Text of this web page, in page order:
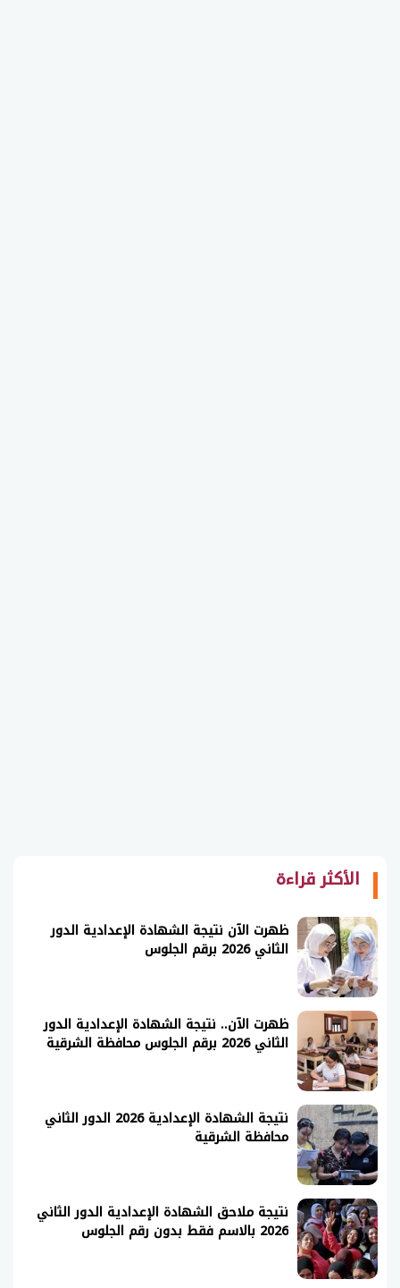
الأكثر قراءة
ظهرت الآن نتيجة الشهادة الإعدادية الدور
الثاني 2026 برقم الجلوس
ظهرت الآن.. نتيجة الشهادة الإعدادية الدور
الثاني 2026 برقم الجلوس محافظة الشرقية
نتيجة الشهادة الإعدادية 2026 الدور الثاني
محافظة الشرقية
نتيجة ملاحق الشهادة الإعدادية الدور الثاني
2026 بالاسم فقط بدون رقم الجلوس